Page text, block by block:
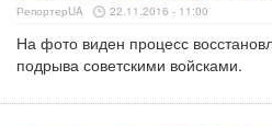
РепортерUA 22.11.2016 - 11:00
На фото виден процесс
подрыва советскими войсками.